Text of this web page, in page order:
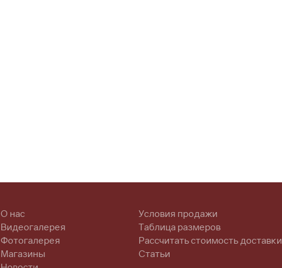
О нас
Видеогалерея
Фотогалерея
Магазины
Условия продажи
Таблица размеров
Рассчитать стоимость доставки
Статьи